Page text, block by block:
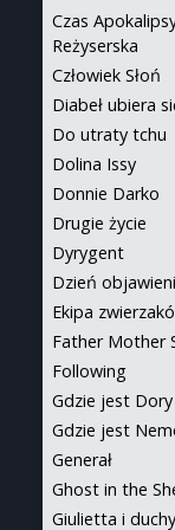
Czas
Reżyserska
Człowiek Słoń
Diabeł ubiera
Do utraty tchu
Dolina Issy
Donnie Darko
Drugie życie
Dyrygent
Dzień
Ekipa
Father Mother
Following
Gdzie jest Dory
Gdzie jest
Generał
Ghost in the
Giulietta i duchy